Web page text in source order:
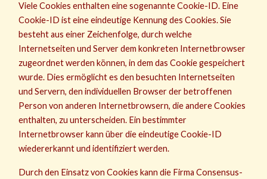
Viele Cookies enthalten eine sogenannte Cookie-ID. Eine
Cookie-ID ist eine eindeutige Kennung des Cookies. Sie
besteht aus einer Zeichenfolge, durch welche
Internetseiten und Server dem konkreten Internetbrowser
zugeordnet werden können, in dem das Cookie gespeichert
wurde. Dies ermöglicht es den besuchten Internetseiten
und Servern, den individuellen Browser der betroffenen
Person von anderen Internetbrowsern, die andere Cookies
enthalten, zu unterscheiden. Ein bestimmter
Internetbrowser kann über die eindeutige Cookie-ID
wiedererkannt und identifiziert werden.
Durch den Einsatz von Cookies kann die Firma Consensus-